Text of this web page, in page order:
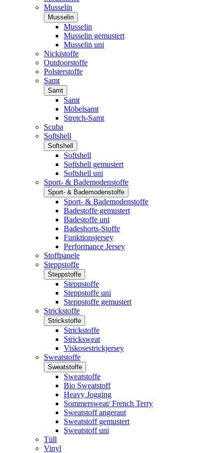
Musselin
Musselin
Musselin
Musselin gemustert
Musselin uni
Nickistoffe
Outdoorstoffe
Polsterstoffe
Samt
Samt
Samt
Möbelsamt
Stretch-Samt
Scuba
Softshell
Softshell
Softshell
Softshell gemustert
Softshell uni
Sport- & Bademodenstoffe
Sport- & Bademodenstoffe
Sport- & Bademodenstoffe
Badestoffe gemustert
Badestoffe uni
Badeshorts-Stoffe
Funktionsjersey
Performance Jersey
Stoffpanele
Steppstoffe
Steppstoffe
Steppstoffe
Steppstoffe uni
Steppstoffe gemustert
Strickstoffe
Strickstoffe
Strickstoffe
Stricksweat
Viskosestrickjersey
Sweatstoffe
Sweatstoffe
Sweatstoffe
Bio Sweatstoff
Heavy Jogging
Sommersweat/ French Terry
Sweatstoff angeraut
Sweatstoff gemustert
Sweatstoff uni
Tüll
Vinyl